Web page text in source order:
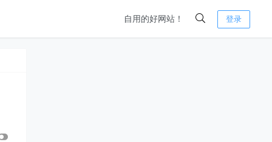
自用的好网站！ 登录